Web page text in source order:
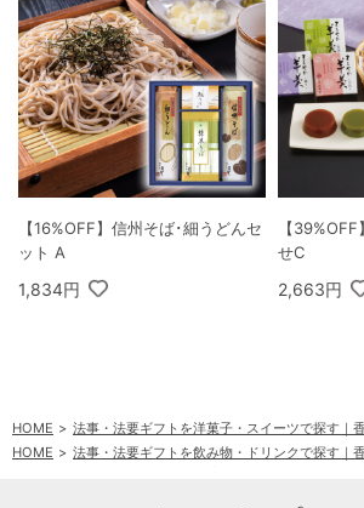
【16%OFF】信州そば･細うどんセ
ット A
1,834円
【
せC
2,663円
HOME
法事・法要ギフトを洋菓子・スイーツで探す｜
HOME
法事・法要ギフトを飲み物・ドリンクで探す｜